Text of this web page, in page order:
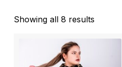
Showing all 8 results